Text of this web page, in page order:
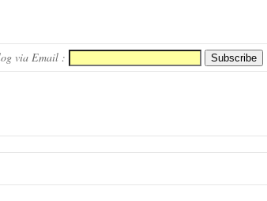
via Email :